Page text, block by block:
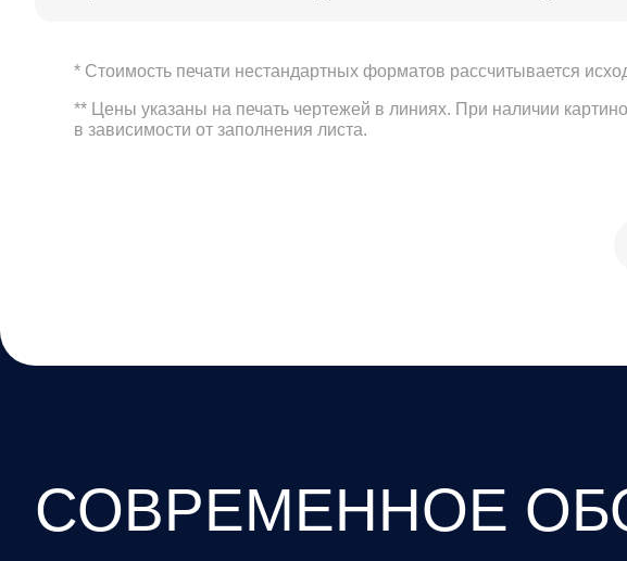
* Стоимость печати нестандартных форматов рассчитывается
** Цены указаны на печать чертежей в линиях. При наличии
в зависимости от заполнения листа.
СОВРЕМЕННОЕ